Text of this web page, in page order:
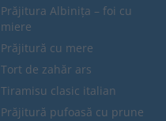
Prăjitura Albinița – foi cu
miere
Prăjitură cu mere
Tort de zahăr ars
Tiramisu clasic italian
Prăjitură pufoasă cu prune